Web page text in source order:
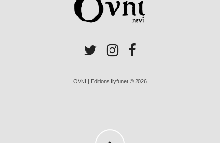
OVNI | Editions Ilyfunet © 2026